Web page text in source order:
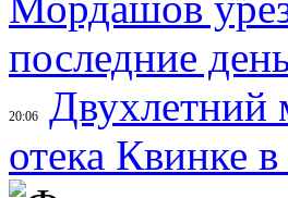
последние
20:06
Двухлетний
отека Квинке